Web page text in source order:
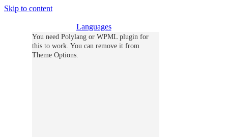
Skip to content
Languages
You need Polylang or WPML plugin for
this to work. You can remove it from
Theme Options.